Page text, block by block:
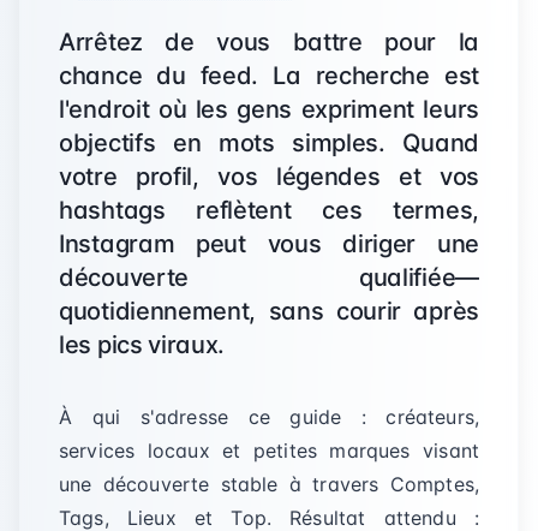
Arrêtez de vous battre pour la
chance du feed. La recherche est
l'endroit où les gens expriment leurs
objectifs en mots simples. Quand
votre profil, vos légendes et vos
hashtags reflètent ces termes,
Instagram peut vous diriger une
découverte qualifiée—
quotidiennement, sans courir après
les pics viraux.
À qui s'adresse ce guide : créateurs,
services locaux et petites marques visant
une découverte stable à travers Comptes,
Tags, Lieux et Top. Résultat attendu :